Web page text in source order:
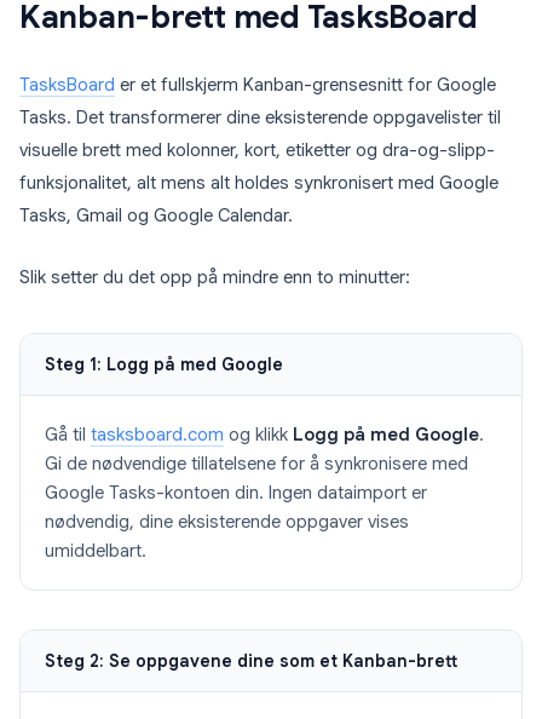
Kanban-brett med TasksBoard
TasksBoard er et fullskjerm Kanban-grensesnitt for Google
Tasks. Det transformerer dine eksisterende oppgavelister til
visuelle brett med kolonner, kort, etiketter og dra-og-slipp-
funksjonalitet, alt mens alt holdes synkronisert med Google
Tasks, Gmail og Google Calendar.
Slik setter du det opp på mindre enn to minutter:
Steg 1: Logg på med Google
Gå til tasksboard.com og klikk Logg på med Google.
Gi de nødvendige tillatelsene for å synkronisere med
Google Tasks-kontoen din. Ingen dataimport er
nødvendig, dine eksisterende oppgaver vises
umiddelbart.
Steg 2: Se oppgavene dine som et Kanban-brett